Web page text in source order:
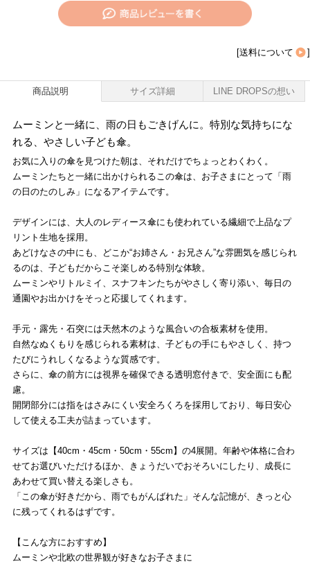
[送料について ]
商品説明 サイズ詳細 LINE DROPSの想い
ムーミンと一緒に、雨の日もごきげんに。特別な気持ちにな
れる、やさしい子ども傘。
お気に入りの傘を見つけた朝は、それだけでちょっとわくわく。
ムーミンたちと一緒に出かけられるこの傘は、お子さまにとって「雨
の日のたのしみ」になるアイテムです。
デザインには、大人のレディース傘にも使われている繊細で上品なプ
リント生地を採用。
あどけなさの中にも、どこか“お姉さん・お兄さん”な雰囲気を感じられ
るのは、子どもだからこそ楽しめる特別な体験。
ムーミンやリトルミイ、スナフキンたちがやさしく寄り添い、毎日の
通園やお出かけをそっと応援してくれます。
手元・露先・石突には天然木のような風合いの合板素材を使用。
自然なぬくもりを感じられる素材は、子どもの手にもやさしく、持つ
たびにうれしくなるような質感です。
さらに、傘の前方には視界を確保できる透明窓付きで、安全面にも配
慮。
開閉部分には指をはさみにくい安全ろくろを採用しており、毎日安心
して使える工夫が詰まっています。
サイズは【40cm・45cm・50cm・55cm】の4展開。年齢や体格に合わ
せてお選びいただけるほか、きょうだいでおそろいにしたり、成長に
あわせて買い替える楽しさも。
「この傘が好きだから、雨でもがんばれた」そんな記憶が、きっと心
に残ってくれるはずです。
【こんな方におすすめ】
ムーミンや北欧の世界観が好きなお子さまに